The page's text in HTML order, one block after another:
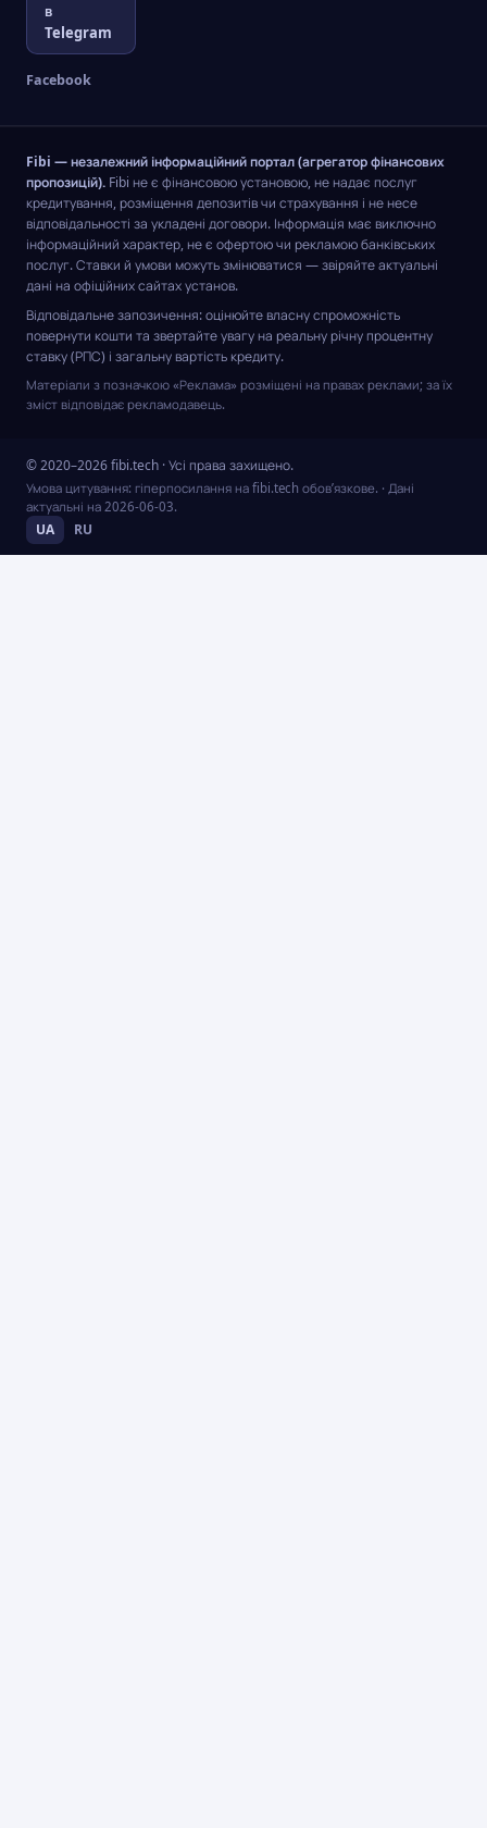
в
Telegram
Facebook
Fibi — незалежний інформаційний портал (агрегатор фінансових
пропозицій). Fibi не є фінансовою установою, не надає послуг
кредитування, розміщення депозитів чи страхування і не несе
відповідальності за укладені договори. Інформація має виключно
інформаційний характер, не є офертою чи рекламою банківських
послуг. Ставки й умови можуть змінюватися — звіряйте актуальні
дані на офіційних сайтах установ.
Відповідальне запозичення: оцінюйте власну спроможність
повернути кошти та звертайте увагу на реальну річну процентну
ставку (РПС) і загальну вартість кредиту.
Матеріали з позначкою «Реклама» розміщені на правах реклами; за їх
зміст відповідає рекламодавець.
© 2020–2026 fibi.tech · Усі права захищено.
Умова цитування: гіперпосилання на fibi.tech обов’язкове. · Дані
актуальні на 2026-06-03.
UA RU